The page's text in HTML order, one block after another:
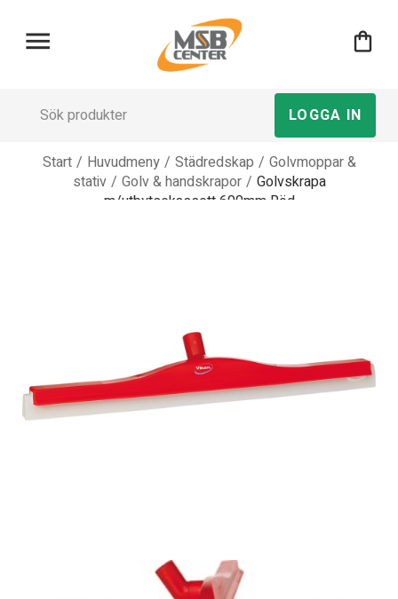
menu shopping_bag
LOGGA IN
Start / Huvudmeny / Städredskap / Golvmoppar &
stativ / Golv & handskrapor / Golvskrapa
m/utbytsekassett 600mm Röd